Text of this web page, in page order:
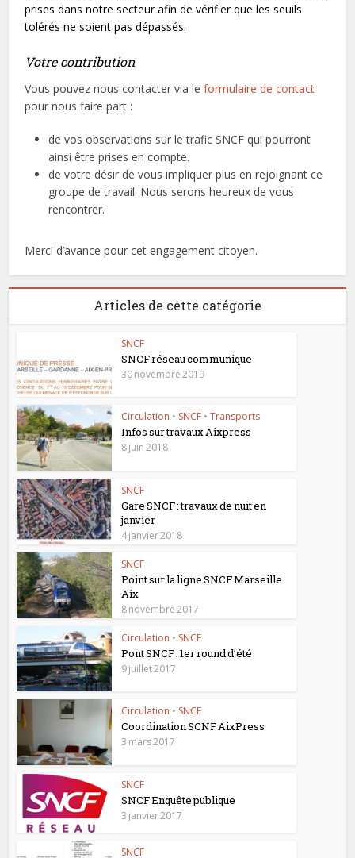
prises dans notre secteur afin de vérifier que les seuils
tolérés ne soient pas dépassés.
Votre contribution
Vous pouvez nous contacter via leformulaire de contact
pour nous faire part :
de vos observations sur le trafic SNCF qui pourront
ainsi être prises en compte.
de votre désir de vous impliquer plus en rejoignant ce
groupe de travail. Nous serons heureux de vous
rencontrer.
Merci d’avance pour cet engagement citoyen.
Articles de cette catégorie
SNCF
SNCF réseau communique
30 novembre 2019
Circulation • SNCF • Transports
Infos sur travaux Aixpress
8 juin 2018
SNCF
Gare SNCF : travaux de nuit en
janvier
4 janvier 2018
SNCF
Point sur la ligne SNCF Marseille
Aix
8 novembre 2017
Circulation • SNCF
Pont SNCF : 1er round d’été
9 juillet 2017
Circulation • SNCF
Coordination SCNF AixPress
3 mars 2017
SNCF
SNCF Enquête publique
3 janvier 2017
SNCF